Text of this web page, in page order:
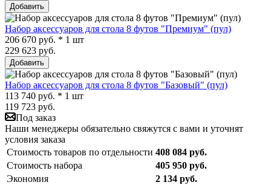
Добавить
Набор аксессуаров для стола 8 футов "Премиум" (пул)
206 670 руб. * 1 шт
229 623 руб.
Добавить
Набор аксессуаров для стола 8 футов "Базовый" (пул)
113 740 руб. * 1 шт
119 723 руб.
Под заказ
Наши менеджеры обязательно свяжутся с вами и уточнят
условия заказа
Стоимость товаров по отдельности 408 084 руб.
Стоимость набора
405 950 руб.
Экономия
2 134 руб.